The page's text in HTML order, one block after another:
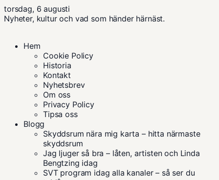
torsdag, 6 augusti
Nyheter, kultur och vad som händer härnäst.
Hem
Cookie Policy
Historia
Kontakt
Nyhetsbrev
Om oss
Privacy Policy
Tipsa oss
Blogg
Skyddsrum nära mig karta – hitta närmaste
skyddsrum
Jag ljuger så bra – låten, artisten och Linda
Bengtzing idag
SVT program idag alla kanaler – så ser du